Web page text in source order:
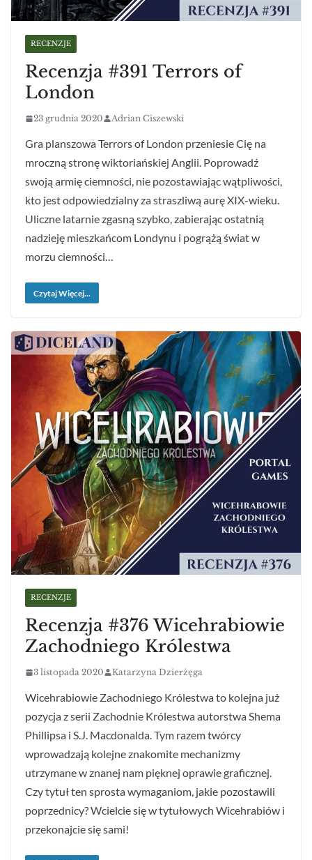
RECENZJE
Recenzja #391 Terrors of
London
23 grudnia 2020 Adrian Ciszewski
Gra planszowa Terrors of London przeniesie Cię na
mroczną stronę wiktoriańskiej Anglii. Poprowadź
swoją armię ciemności, nie pozostawiając wątpliwości,
kto jest odpowiedzialny za straszliwą aurę XIX-wieku.
Uliczne latarnie zgasną szybko, zabierając ostatnią
nadzieję mieszkańcom Londynu i pogrążą świat w
morzu ciemności…
Czytaj Więcej...
RECENZJE
Recenzja #376 Wicehrabiowie
Zachodniego Królestwa
3 listopada 2020 Katarzyna Dzierżęga
Wicehrabiowie Zachodniego Królestwa to kolejna już
pozycja z serii Zachodnie Królestwa autorstwa Shema
Phillipsa i S.J. Macdonalda. Tym razem twórcy
wprowadzają kolejne znakomite mechanizmy
utrzymane w znanej nam pięknej oprawie graficznej.
Czy tytuł ten sprosta wymaganiom, jakie pozostawili
poprzednicy? Wcielcie się w tytułowych Wicehrabiów i
przekonajcie się sami!